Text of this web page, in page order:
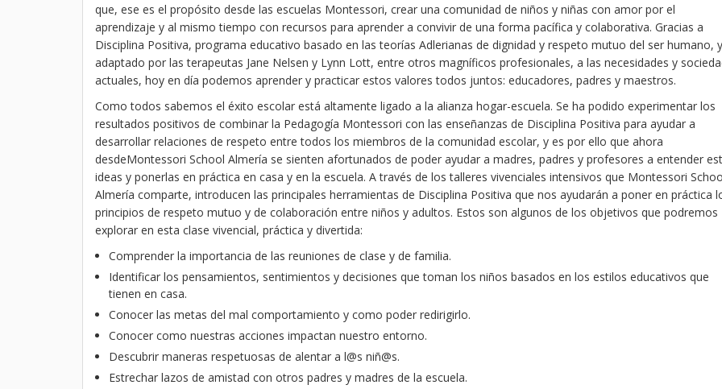
que, ese es el propósito desde las escuelas Montessori, crear una comunidad de niños y niñas con amor por el
aprendizaje y al mismo tiempo con recursos para aprender a convivir de una forma pacífica y colaborativa. Gracias a
Disciplina Positiva, programa educativo basado en las teorías Adlerianas de dignidad y respeto mutuo del ser humano, y
adaptado por las terapeutas Jane Nelsen y Lynn Lott, entre otros magníficos profesionales, a las necesidades y
actuales, hoy en día podemos aprender y practicar estos valores todos juntos: educadores, padres y maestros.
Como todos sabemos el éxito escolar está altamente ligado a la alianza hogar-escuela. Se ha podido experimentar los
resultados positivos de combinar la Pedagogía Montessori con las enseñanzas de Disciplina Positiva para ayudar a
desarrollar relaciones de respeto entre todos los miembros de la comunidad escolar, y es por ello que ahora
desdeMontessori School Almería se sienten afortunados de poder ayudar a madres, padres y profesores a entender
ideas y ponerlas en práctica en casa y en la escuela. A través de los talleres vivenciales intensivos que Montessori
Almería comparte, introducen las principales herramientas de Disciplina Positiva que nos ayudarán a poner en práctica
principios de respeto mutuo y de colaboración entre niños y adultos. Estos son algunos de los objetivos que podremos
explorar en esta clase vivencial, práctica y divertida:
Comprender la importancia de las reuniones de clase y de familia.
Identificar los pensamientos, sentimientos y decisiones que toman los niños basados en los estilos educativos que
tienen en casa.
Conocer las metas del mal comportamiento y como poder redirigirlo.
Conocer como nuestras acciones impactan nuestro entorno.
Descubrir maneras respetuosas de alentar a l@s niñ@s.
Estrechar lazos de amistad con otros padres y madres de la escuela.